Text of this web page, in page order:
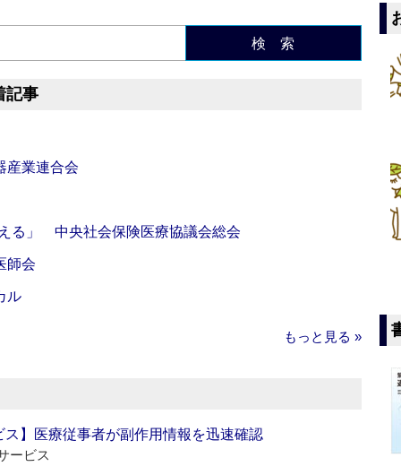
検 索
記事
産業連合会
る」 中央社会保険医療協議会総会
師会
ル
もっと見る »
】医療従事者が副作用情報を迅速確認
ービス